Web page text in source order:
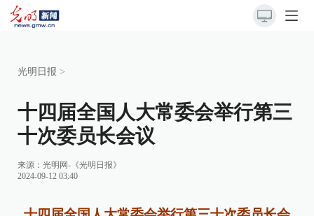
光明日报 >
十四届全国人大常委会举行第三
十次委员长会议
来源： 光明网-《光明日报》
2024-09-12 03:40